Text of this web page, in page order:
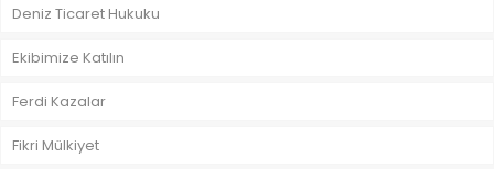
Deniz Ticaret Hukuku
Ekibimize Katılın
Ferdi Kazalar
Fikri Mülkiyet